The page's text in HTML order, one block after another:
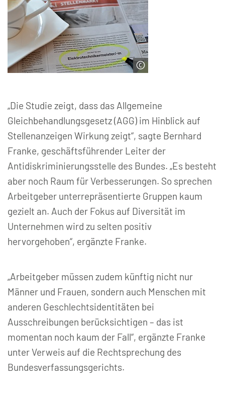
2.0)
„Die Studie zeigt, dass das Allgemeine
Gleichbehandlungsgesetz (AGG) im Hinblick auf
Stellenanzeigen Wirkung zeigt“, sagte Bernhard
Franke, geschäftsführender Leiter der
Antidiskriminierungsstelle des Bundes. „Es besteht
aber noch Raum für Verbesserungen. So sprechen
Arbeitgeber unterrepräsentierte Gruppen kaum
gezielt an. Auch der Fokus auf Diversität im
Unternehmen wird zu selten positiv
hervorgehoben“, ergänzte Franke.
„Arbeitgeber müssen zudem künftig nicht nur
Männer und Frauen, sondern auch Menschen mit
anderen Geschlechtsidentitäten bei
Ausschreibungen berücksichtigen – das ist
momentan noch kaum der Fall“, ergänzte Franke
unter Verweis auf die Rechtsprechung des
Bundesverfassungsgerichts.